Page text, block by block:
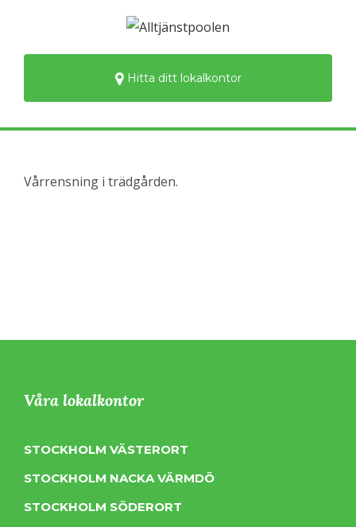
Hitta ditt lokalkontor
Vårrensning i trädgården.
Våra lokalkontor
STOCKHOLM VÄSTERORT
STOCKHOLM NACKA VÄRMDÖ
STOCKHOLM SÖDERORT